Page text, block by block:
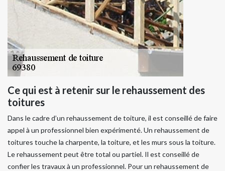
Ce qui est à retenir sur le rehaussement des
toitures
Dans le cadre d’un rehaussement de toiture, il est conseillé de faire
appel à un professionnel bien expérimenté. Un rehaussement de
toitures touche la charpente, la toiture, et les murs sous la toiture.
Le rehaussement peut être total ou partiel. Il est conseillé de
confier les travaux à un professionnel. Pour un rehaussement de